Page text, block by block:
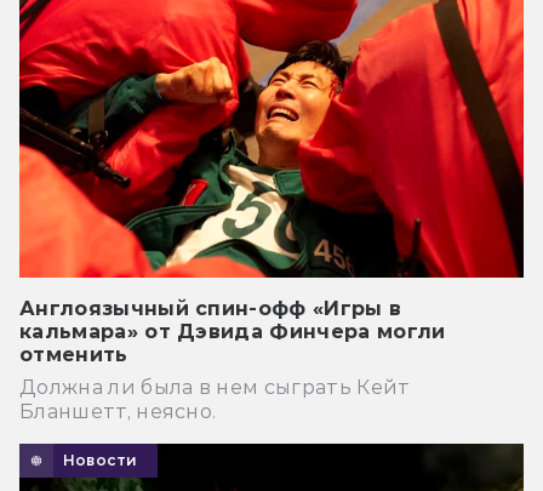
Англоязычный спин-офф «Игры в
кальмара» от Дэвида Финчера могли
отменить
Должна ли была в нем сыграть Кейт
Бланшетт, неясно.
Новости